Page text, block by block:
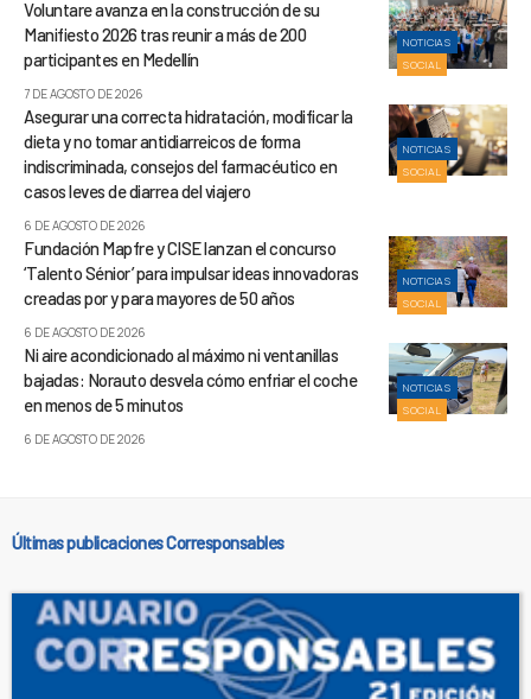
NOTICIAS
SOCIAL
Voluntare avanza en la construcción de su
Manifiesto 2026 tras reunir a más de 200
participantes en Medellín
7 DE AGOSTO DE 2026
NOTICIAS
SOCIAL
Asegurar una correcta hidratación, modificar la
dieta y no tomar antidiarreicos de forma
indiscriminada, consejos del farmacéutico en
casos leves de diarrea del viajero
6 DE AGOSTO DE 2026
NOTICIAS
SOCIAL
Fundación Mapfre y CISE lanzan el concurso
‘Talento Sénior’ para impulsar ideas innovadoras
creadas por y para mayores de 50 años
6 DE AGOSTO DE 2026
NOTICIAS
SOCIAL
Ni aire acondicionado al máximo ni ventanillas
bajadas: Norauto desvela cómo enfriar el coche
en menos de 5 minutos
6 DE AGOSTO DE 2026
Últimas publicaciones Corresponsables